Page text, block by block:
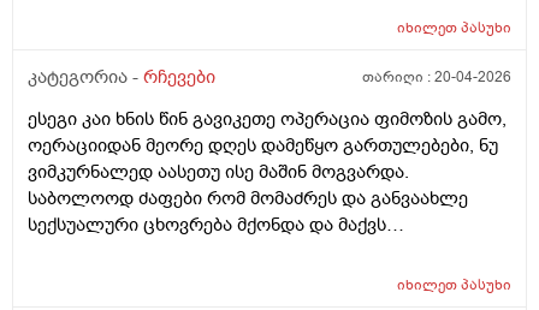
გიᲦებენ და გისინჯავენ მანდაც Ჩანს ჰემოგლობინი
მაᲦალი ესენი რო გავიკეᲗო გამოᲩნდება? ან სხვა რა
ანალიზი გავიკეᲗო ხომარნიცი მიᲗხარიᲗ რა
ვიმკურნალო ქუთაისში და ჩავიტარო პლასტიკური
შეცვლის ჩენც ცხოვრებას. რომელ კლინიკას ან
იხილეთპასუხი
კატეგორია - რჩევები თარიღი :20-04-2026
ესეგი კაი ხნის წინ გავიკეთე ოპერაცია ფიმოზის გამო,
ოერაციიდან მეორე დღეს დამეწყო გართულებები, ნუ
ვიმკურნალედ აასეთუ ისე მაშინ მოგვარდა.
საბოლოოდ ძაფები რომ მომაძრეს და განვაახლე
სექსუალური ცხოვრება მქონდა და მაქვს
შეწითლება ყრუ წვის შეგრძნება) თან ვიზუალურადაც
იხილეთპასუხი